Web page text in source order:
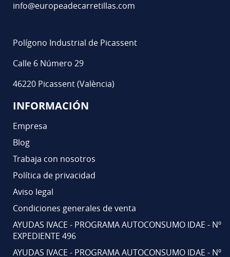
info@europeadecarretillas.com
Polígono Industrial de Picassent
Calle 6 Número 29
46220 Picassent (València)
INFORMACIÓN
Empresa
Blog
Trabaja con nosotros
Política de privacidad
Aviso legal
Condiciones generales de venta
AYUDAS IVACE - PROGRAMA AUTOCONSUMO IDAE - Nº
EXPEDIENTE 496
AYUDAS IVACE - PROGRAMA AUTOCONSUMO IDAE - Nº